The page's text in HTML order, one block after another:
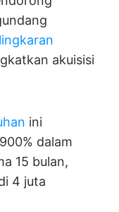
lingkaran
akuisisi
ini
dalam
15 bulan,
4 juta